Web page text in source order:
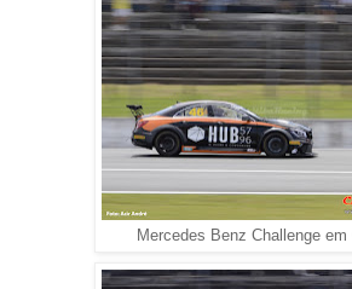
Mercedes Benz Challenge em